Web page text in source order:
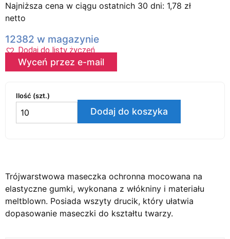
Najniższa cena w ciągu ostatnich 30 dni: 1,78 zł
netto
12382 w magazynie
Dodaj do listy życzeń
Wyceń przez e-mail
Ilość (szt.)
Dodaj do koszyka
Trójwarstwowa maseczka ochronna mocowana na
elastyczne gumki, wykonana z włókniny i materiału
meltblown. Posiada wszyty drucik, który ułatwia
dopasowanie maseczki do kształtu twarzy.